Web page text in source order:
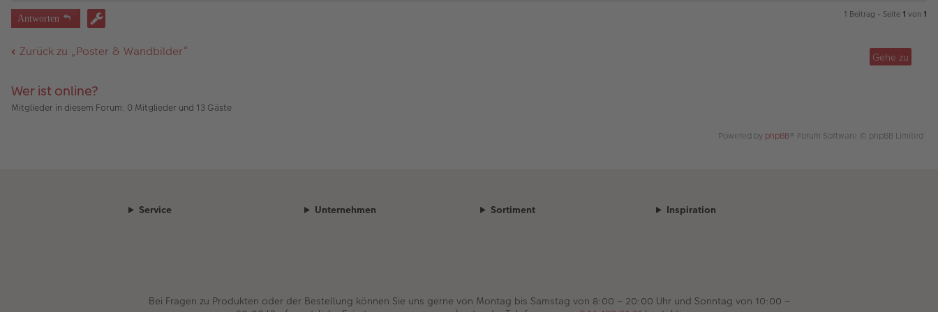
a
Antworten 1 Beitrag • Seite 1 von 1
Zurück zu „Poster & Wandbilder“ Gehe zu
Wer ist online?
Mitglieder in diesem Forum: 0 Mitglieder und 13 Gäste
Powered by phpBB® Forum Software © phpBB Limited
Service Unternehmen Sortiment Inspiration
Bei Fragen zu Produkten oder der Bestellung können Sie uns gerne von Montag bis Samstag von 8:00 – 20:00 Uhr und Sonntag von 10:00 –